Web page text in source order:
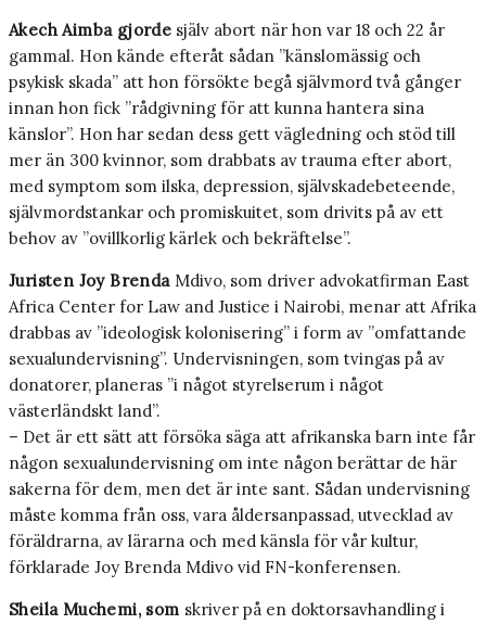
Akech Aimba gjorde själv abort när hon var 18 och 22 år
gammal. Hon kände efteråt sådan ”känslomässig och
psykisk skada” att hon försökte begå självmord två gånger
innan hon fick ”rådgivning för att kunna hantera sina
känslor”. Hon har sedan dess gett vägledning och stöd till
mer än 300 kvinnor, som drabbats av trauma efter abort,
med symptom som ilska, depression, självskadebeteende,
självmordstankar och promiskuitet, som drivits på av ett
behov av ”ovillkorlig kärlek och bekräftelse”.
Juristen Joy BrendaMdivo, som driver advokatfirman East
Africa Center for Law and Justice i Nairobi, menar att Afrika
drabbas av ”ideologisk kolonisering” i form av ”omfattande
sexualundervisning”. Undervisningen, som tvingas på av
donatorer, planeras ”i något styrelserum i något
västerländskt land”.
– Det är ett sätt att försöka säga att afrikanska barn inte får
någon sexualundervisning om inte någon berättar de här
sakerna för dem, men det är inte sant. Sådan undervisning
måste komma från oss, vara åldersanpassad, utvecklad av
föräldrarna, av lärarna och med känsla för vår kultur,
förklarade Joy Brenda Mdivo vid FN-konferensen.
Sheila Muchemi, som skriver på en doktorsavhandling i